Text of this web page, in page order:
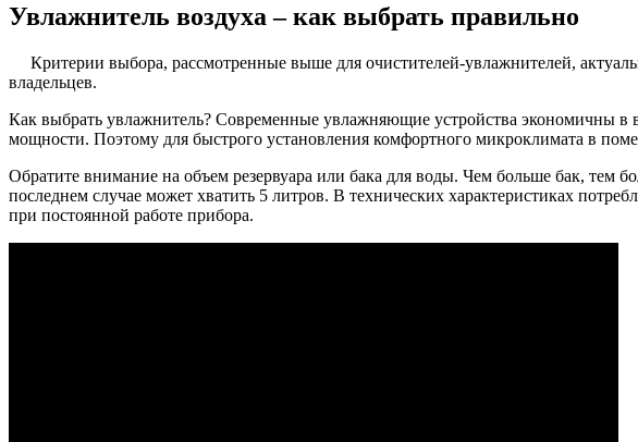
Увлажнитель воздуха – как выбрать правильно
Критерии выбора, рассмотренные выше для очистителей-увлажнителей,
владельцев.
Как выбрать увлажнитель? Современные увлажняющие устройства экономичны в
мощности. Поэтому для быстрого установления комфортного микроклимата в
Обратите внимание на объем резервуара или бака для воды. Чем больше бак, тем
последнем случае может хватить 5 литров. В технических характеристиках
при постоянной работе прибора.